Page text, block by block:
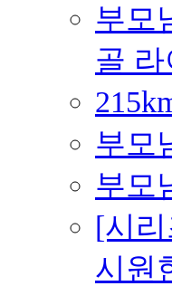
부모
골 라
부모
부모
[시
시원